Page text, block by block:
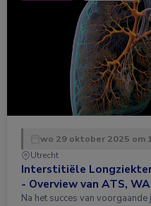
wo 29 oktober 2025 om
Utrecht
Interstitiële
- Overview van ATS,
Na het succes van